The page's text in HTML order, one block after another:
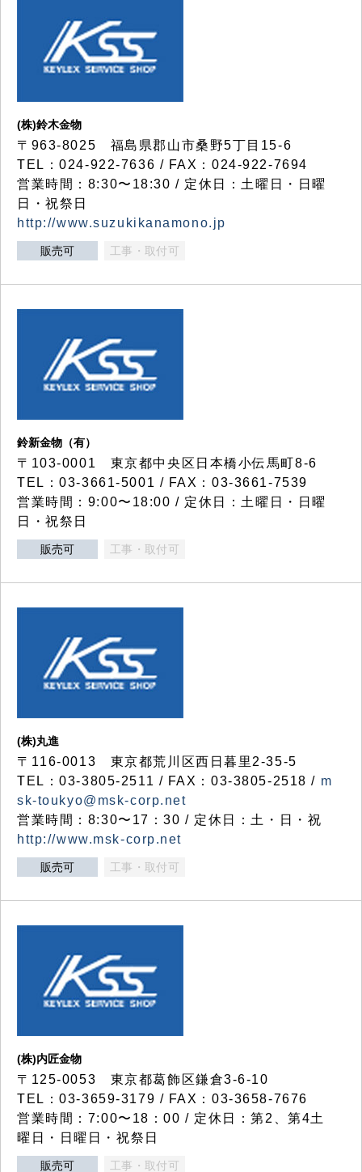
(株)鈴木金物
〒963-8025 福島県郡山市桑野5丁目15-6
TEL：024-922-7636 / FAX：024-922-7694
営業時間：8:30〜18:30 / 定休日：土曜日・日曜
日・祝祭日
http://www.suzukikanamono.jp
販売可 工事・取付可
鈴新金物（有）
〒103-0001 東京都中央区日本橋小伝馬町8-6
TEL：03-3661-5001 / FAX：03-3661-7539
営業時間：9:00〜18:00 / 定休日：土曜日・日曜
日・祝祭日
販売可 工事・取付可
(株)丸進
〒116-0013 東京都荒川区西日暮里2-35-5
TEL：03-3805-2511 / FAX：03-3805-2518 / m
sk-toukyo@msk-corp.net
営業時間：8:30〜17：30 / 定休日：土・日・祝
http://www.msk-corp.net
販売可 工事・取付可
(株)内匠金物
〒125-0053 東京都葛飾区鎌倉3-6-10
TEL：03-3659-3179 / FAX：03-3658-7676
営業時間：7:00〜18：00 / 定休日：第2、第4土
曜日・日曜日・祝祭日
販売可 工事・取付可